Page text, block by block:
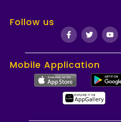
Follow us
Mobile Application